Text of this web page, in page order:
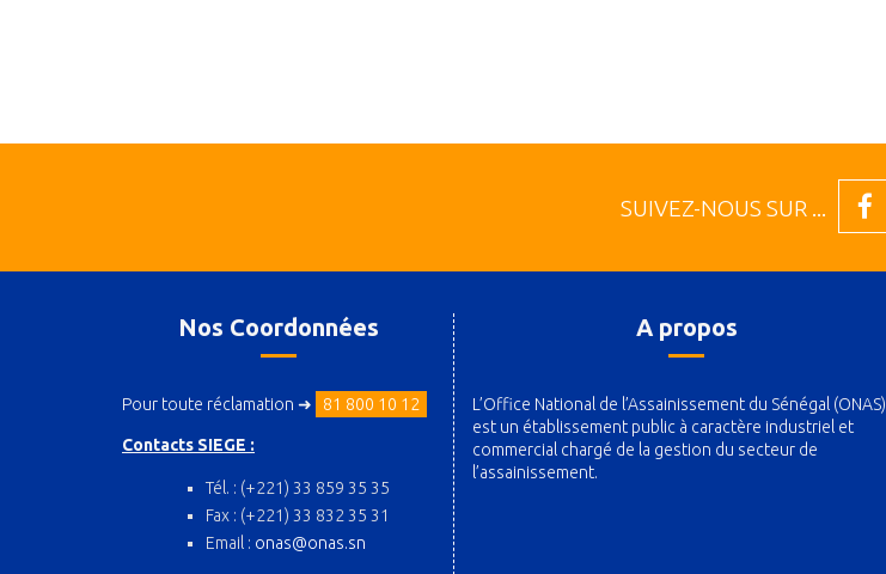
SUIVEZ-NOUS SUR ...
Nos Coordonnées
Pour toute réclamation ➜ 81 800 10 12
Contacts SIEGE :
Tél. : (+221) 33 859 35 35
Fax : (+221) 33 832 35 31
Email : onas@onas.sn
A propos
L’Office National de l’Assainissement du Sénégal (ONAS)
est un établissement public à caractère industriel et
commercial chargé de la gestion du secteur de
l’assainissement.